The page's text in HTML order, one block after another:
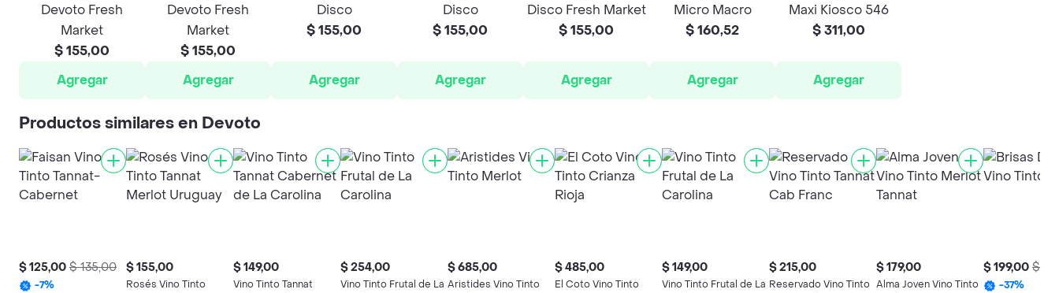
Devoto Fresh
Market
$ 155,00
Agregar
Devoto Fresh
Market
$ 155,00
Agregar
Disco
$ 155,00
Agregar
Disco
$ 155,00
Agregar
Disco Fresh Market
$ 155,00
Agregar
Micro Macro
$ 160,52
Agregar
Maxi Kiosco 546
$ 311,00
Agregar
Productos similares en Devoto
$ 125,00 $ 135,00
-7%
$ 155,00
Rosés Vino Tinto
$ 149,00
Vino Tinto Tannat
$ 254,00
Vino Tinto Frutal de La
$ 685,00
Aristides Vino Tinto
$ 485,00
El Coto Vino Tinto
$ 149,00
Vino Tinto Frutal de La
$ 215,00
Reservado Vino Tinto
$ 179,00
Alma Joven Vino Tinto
$ 199,00 $
-37%